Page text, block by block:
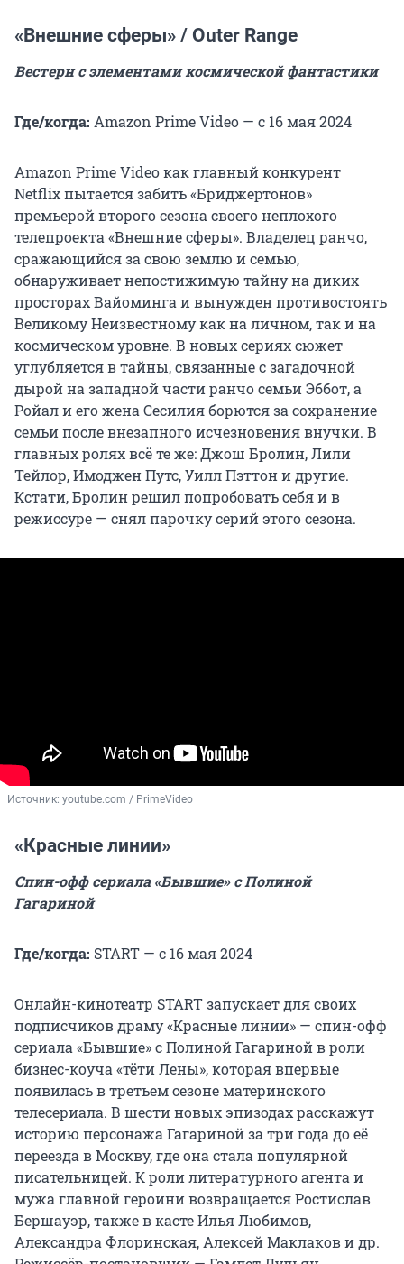
«Внешние сферы» / Outer Range
Вестерн с элементами космической фантастики
Где/когда: Amazon Prime Video — с 16 мая 2024
Amazon Prime Video как главный конкурент
Netflix пытается забить «Бриджертонов»
премьерой второго сезона своего неплохого
телепроекта «Внешние сферы». Владелец ранчо,
сражающийся за свою землю и семью,
обнаруживает непостижимую тайну на диких
просторах Вайоминга и вынужден противостоять
Великому Неизвестному как на личном, так и на
космическом уровне. В новых сериях сюжет
углубляется в тайны, связанные с загадочной
дырой на западной части ранчо семьи Эббот, а
Ройал и его жена Сесилия борются за сохранение
семьи после внезапного исчезновения внучки. В
главных ролях всё те же: Джош Бролин, Лили
Тейлор, Имоджен Путс, Уилл Пэттон и другие.
Кстати, Бролин решил попробовать себя и в
режиссуре — снял парочку серий этого сезона.
Источник: youtube.com / PrimeVideo
«Красные линии»
Спин-офф сериала «Бывшие» с Полиной
Гагариной
Где/когда: START — с 16 мая 2024
Онлайн-кинотеатр START запускает для своих
подписчиков драму «Красные линии» — спин-офф
сериала «Бывшие» с Полиной Гагариной в роли
бизнес-коуча «тёти Лены», которая впервые
появилась в третьем сезоне материнского
телесериала. В шести новых эпизодах расскажут
историю персонажа Гагариной за три года до её
переезда в Москву, где она стала популярной
писательницей. К роли литературного агента и
мужа главной героини возвращается Ростислав
Бершауэр, также в касте Илья Любимов,
Александра Флоринская, Алексей Маклаков и др.